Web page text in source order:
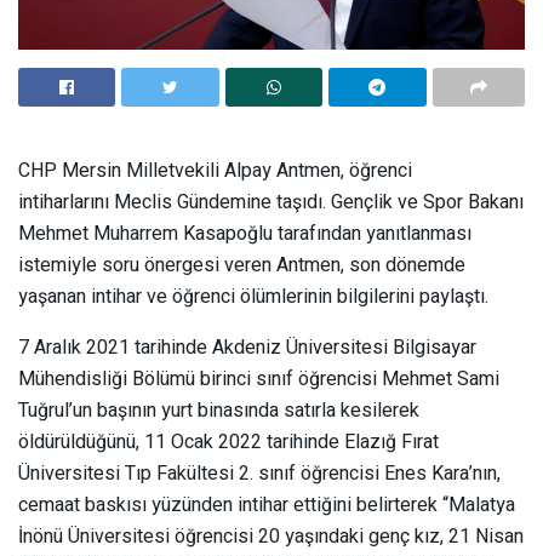
CHP Mersin Milletvekili Alpay Antmen, öğrenci
intiharlarını Meclis Gündemine taşıdı. Gençlik ve Spor Bakanı
Mehmet Muharrem Kasapoğlu tarafından yanıtlanması
istemiyle soru önergesi veren Antmen, son dönemde
yaşanan intihar ve öğrenci ölümlerinin bilgilerini paylaştı.
7 Aralık 2021 tarihinde Akdeniz Üniversitesi Bilgisayar
Mühendisliği Bölümü birinci sınıf öğrencisi Mehmet Sami
Tuğrul’un başının yurt binasında satırla kesilerek
öldürüldüğünü, 11 Ocak 2022 tarihinde Elazığ Fırat
Üniversitesi Tıp Fakültesi 2. sınıf öğrencisi Enes Kara’nın,
cemaat baskısı yüzünden intihar ettiğini belirterek “Malatya
İnönü Üniversitesi öğrencisi 20 yaşındaki genç kız, 21 Nisan